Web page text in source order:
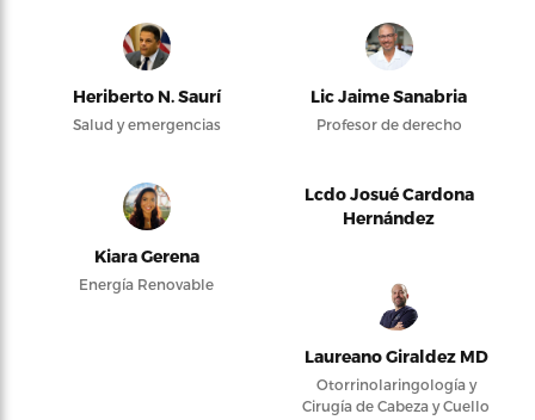
Heriberto N. Saurí
Salud y emergencias
Lic Jaime Sanabria
Profesor de derecho
Kiara Gerena
Energía Renovable
Lcdo Josué Cardona
Hernández
Laureano Giraldez MD
Otorrinolaringología y
Cirugía de Cabeza y Cuello